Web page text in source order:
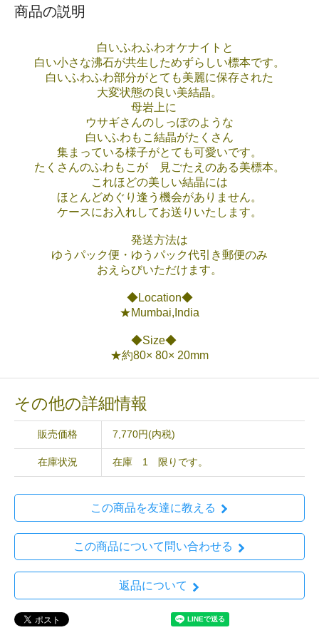
商品の説明
白いふわふわオケナイトと
白い小さな沸石が共生しためずらしい標本です。
白いふわふわ部分がとても美麗に保存された
大変状態の良い美結晶。
母岩上に
ウサギさんのしっぽのような
白いふわもこ結晶がたくさん
集まっている様子がとても可愛いです。
たくさんのふわもこが 見ごたえのある美標本。
これほどの美しい結晶には
ほとんどめぐり逢う機会がありません。
ケースにお入れしてお送りいたします。
発送方法は
ゆうパック便・ゆうパック代引き郵便のみ
おえらびいただけます。
◆Location◆
★Mumbai,India
◆Size◆
★約80× 80× 20mm
その他の詳細情報
販売価格 7,770円(内税)
在庫状況 在庫 1 限りです。
この商品を友達に教える
この商品について問い合わせる
返品について